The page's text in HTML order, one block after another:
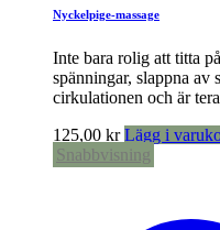
Nyckelpige-massage
Inte bara rolig att titta
spänningar, slappna av
cirkulationen och är
125,00 kr Lägg i
Snabbvisning